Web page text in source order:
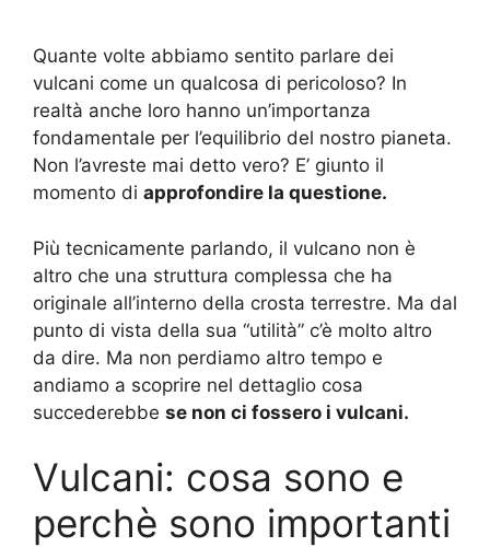
Quante volte abbiamo sentito parlare dei
vulcani come un qualcosa di pericoloso? In
realtà anche loro hanno un’importanza
fondamentale per l’equilibrio del nostro pianeta.
Non l’avreste mai detto vero? E’ giunto il
momento di approfondire la questione.
Più tecnicamente parlando, il vulcano non è
altro che una struttura complessa che ha
originale all’interno della crosta terrestre. Ma dal
punto di vista della sua “utilità” c’è molto altro
da dire. Ma non perdiamo altro tempo e
andiamo a scoprire nel dettaglio cosa
succederebbe se non ci fossero i vulcani.
Vulcani: cosa sono e
perchè sono importanti